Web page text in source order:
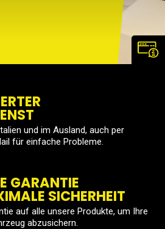
und im Ausland, auch per
für einfache Probleme.
GARANTIE
SICHERHEIT
auf alle unsere Produkte, um Ihre
abzusichern.